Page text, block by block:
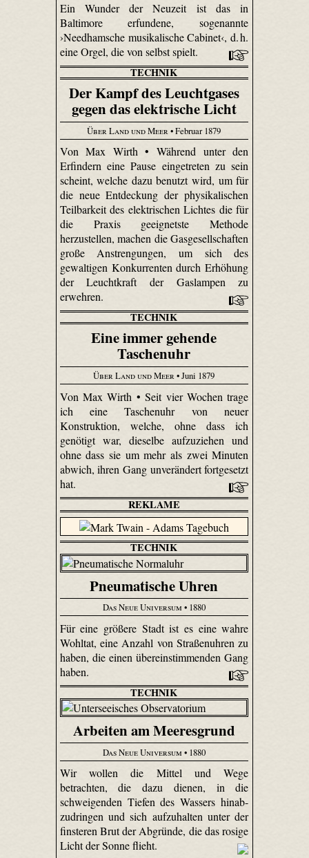
Ein Wunder der Neuzeit ist das in
Baltimore erfundene, sogenannte
›Needhamsche musikalische Cabinet‹, d. h.
eine Orgel, die von selbst spielt.
TECHNIK
Der Kampf des Leuchtgases
gegen das elektrische Licht
Über Land und Meer• Februar 1879
Von Max Wirth • Während unter den
Erfindern eine Pause eingetreten zu sein
scheint, welche dazu benutzt wird, um für
die neue Entdeckung der physikalischen
Teilbarkeit des elektrischen Lichtes die für
die Praxis geeignetste Methode
herzustellen, machen die Gasgesellschaften
große Anstrengungen, um sich des
gewaltigen Konkurrenten durch Erhöhung
der Leuchtkraft der Gaslampen zu
erwehren.
TECHNIK
Eine immer gehende
Taschenuhr
Über Land und Meer• Juni 1879
Von Max Wirth • Seit vier Wochen trage
ich eine Taschenuhr von neuer
Konstruktion, welche, ohne dass ich
genötigt war, dieselbe aufzuziehen und
ohne dass sie um mehr als zwei Minuten
abwich, ihren Gang unverändert fortgesetzt
hat.
REKLAME
TECHNIK
Pneumatische Uhren
Das Neue Universum • 1880
Für eine größere Stadt ist es eine wahre
Wohltat, eine Anzahl von Straßenuhren zu
haben, die einen übereinstimmenden Gang
haben.
TECHNIK
Arbeiten am Meeresgrund
Das Neue Universum • 1880
Wir wollen die Mittel und Wege
betrachten, die dazu dienen, in die
schweigenden Tiefen des Wassers hinab­
zudringen und sich aufzuhalten unter der
finsteren Brut der Abgründe, die das rosige
Licht der Sonne flieht.